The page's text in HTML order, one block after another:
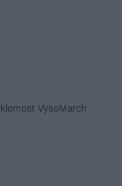
VysoMarch